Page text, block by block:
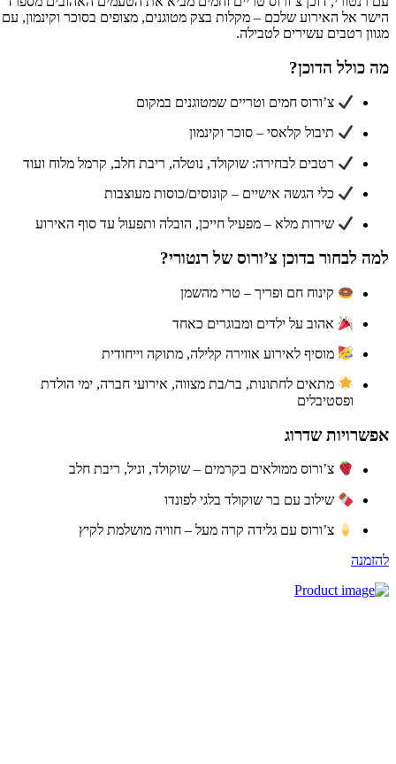
אל האירוע שלכם – מקלות בצק מטוגנים, מצופים בסוכר וקינמון, עם
רטבים עשירים לטבילה.
כולל הדוכן?
צ’ורוס חמים וטריים שמטוגנים במקום
תיבול קלאסי – סוכר וקינמון
רטבים לבחירה: שוקולד, נוטלה, ריבת חלב, קרמל מלוח ועוד
כלי הגשה אישיים – קונוסים/כוסות מעוצבות
שירות מלא – מפעיל חייכן, הובלה ותפעול עד סוף האירוע
לבחור בדוכן צ’ורוס של רנטורי?
קינוח חם ופריך – טרי מהשמן
אהוב על ילדים ומבוגרים כאחד
מוסיף לאירוע אווירה קלילה, מתוקה וייחודית
מתאים לחתונות, בר/בת מצווה, אירועי חברה, ימי הולדת
ופסטיבלים
שדרוג
צ’ורוס ממולאים בקרמים – שוקולד, וניל, ריבת חלב
שילוב עם בר שוקולד בלגי לפונדו
צ’ורוס עם גלידה קרה מעל – חוויה מושלמת לקיץ